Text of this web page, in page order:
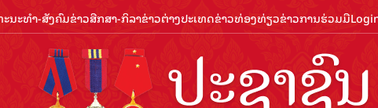
ນະທຳ-ສັງຄົມຂ່າວສືກສາ-ກິລາຂ່າວຕ່າງປະເທດຂ່າວທ່ອງທ່ຽວຂ່າວການຮ່ວມມື